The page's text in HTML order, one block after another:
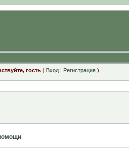
гость ( Вход | Регистрация )